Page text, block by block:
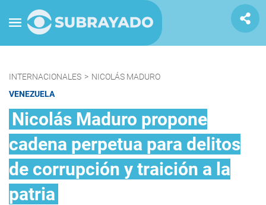
INTERNACIONALES > NICOLÁS MADURO
VENEZUELA
Nicolás Maduro propone
cadena perpetua para delitos
de corrupción y traición a la
patria